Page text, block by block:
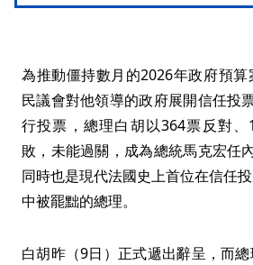
為推動僵持數月的2026年政府預
民議會對他領導的政府展開信任投
行投票，總理白胡以364票反對
敗，未能過關，成為總統馬克宏任
同時也是現代法國史上首位在信任
中被罷黜的總理。
白胡昨（9日）正式遞出辭呈，而